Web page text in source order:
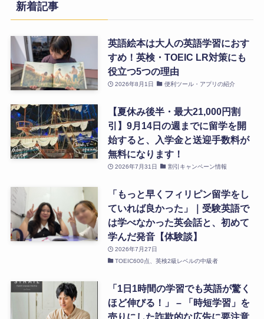
新着記事
英語絵本は大人の英語学習におす
すめ！英検・TOEIC LR対策にも
役立つ5つの理由
2026年8月1日 便利ツール・アプリの紹介
【夏休み後半・最大21,000円割
引】9月14日の週までに留学を開
始すると、入学金と送迎手数料が
無料になります！
2026年7月31日 割引キャンペーン情報
「もっと早くフィリピン留学をし
ていれば良かった」｜受験英語で
は学べなかった英会話と、初めて
学んだ発音【体験談】
2026年7月27日
TOEIC600点、英検2級レベルの中級者
「1日1時間の学習でも英語が驚く
ほど伸びる！」 – 「時短学習」を